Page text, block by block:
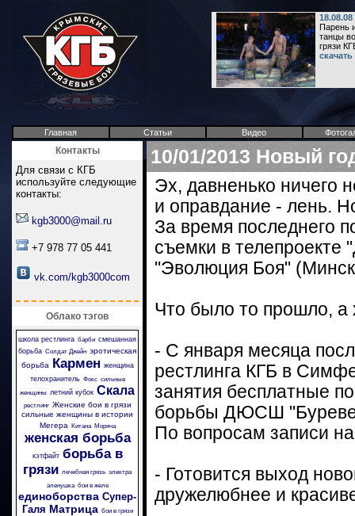
Парень
танцы
грязи
Главная Статьи Видео
Контакты
Для связи с КГБ
используйте следующие
контакты:
kgb3000@mail.ru
+7 978 77 05 441
vk.com/kgb3000com
Облако тэгов
школа рестлинга барби смешанная
борьба Солдат Джейн эротическая
борьба Кармен женщина
телохранитель Фокс сильные
женщины летний кубок Скала
рестлинг Женские бои в грязи
сильные женщины в истории
Мегера
Китана Моряча
женская борьба
кэтфайт борьба в
грязи лечебная грязь электра
аленушка бои в желе
единоборства Супер-
Галя Матрица бои в грязи
10/01/2013 Новый
Эх, давненько ничего
и оправдание - лень.
За время последнего
съемки в телепроекте
"Эволюция Боя"
Что было то прошло, а
- С января месяца
рестлинга КГБ в
занятия бесплатные
борьбы ДЮСШ
По вопросам записи
- Готовится выход
дружелюбнее и